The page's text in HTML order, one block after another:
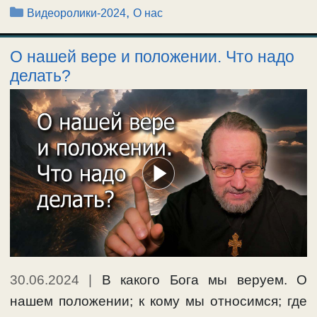
Рубрики
Видеоролики-2024,О нас
О нашей вере и положении. Что надо
делать?
30.06.2024
В какого Бога мы веруем. О
нашем положении; к кому мы относимся; где